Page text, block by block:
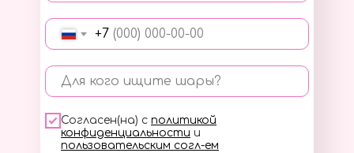
+7
Для кого ищите шары?
Согласен(на) с политикой
конфиденциальности и
пользовательским согл-ем